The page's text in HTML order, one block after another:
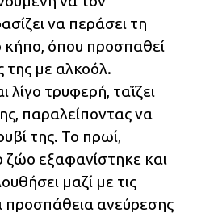
να περάσει τη
κήπο, όπου προσπαθεί
της με αλκοόλ.
τρυφερή, ταΐζει
παραλείποντας να
της. Το πρωί,
ζώο εξαφανίστηκε και
μαζί με τις
προσπάθεια ανεύρεσης